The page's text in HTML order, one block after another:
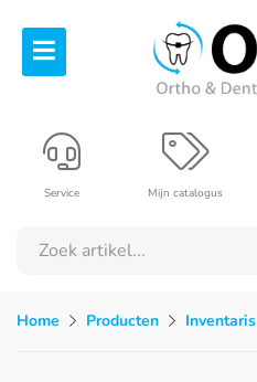
Mijn catalogus
Service
Home Producten Inventaris